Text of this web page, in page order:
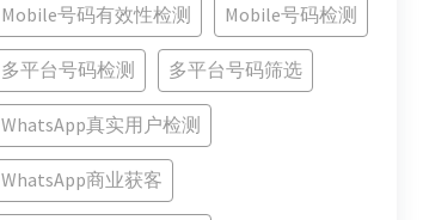
Mobile号码有效性检测 Mobile号码检测
多平台号码检测 多平台号码筛选
WhatsApp真实用户检测
WhatsApp商业获客